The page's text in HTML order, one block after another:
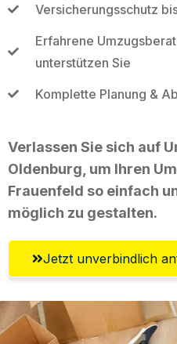
Versicherungsschutz
Erfahrene
unterstützen Sie
Komplette Planung &
Verlassen Sie sich auf
Oldenburg, um Ihren
Frauenfeld so einfach
möglich zu gestalten.
Jetzt unverbindlich